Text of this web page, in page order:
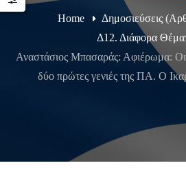
Home
Δημοσιεύσεις
Δ12. Διάφορα
Αναστάσιος Μπασαράς: Αφιέρωμα:
δύο πρώτες γενιές της ΠΑ. Ο